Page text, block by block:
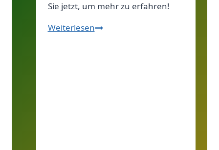
Sie jetzt, um mehr zu erfahren!
WeiterlesenDie